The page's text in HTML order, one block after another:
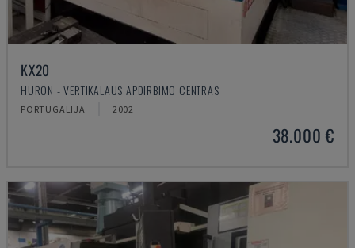
KX20
HURON - VERTIKALAUS APDIRBIMO CENTRAS
PORTUGALIJA 2002
38.000 €